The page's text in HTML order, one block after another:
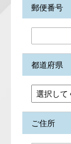
郵便番号
都道府県
ご住所